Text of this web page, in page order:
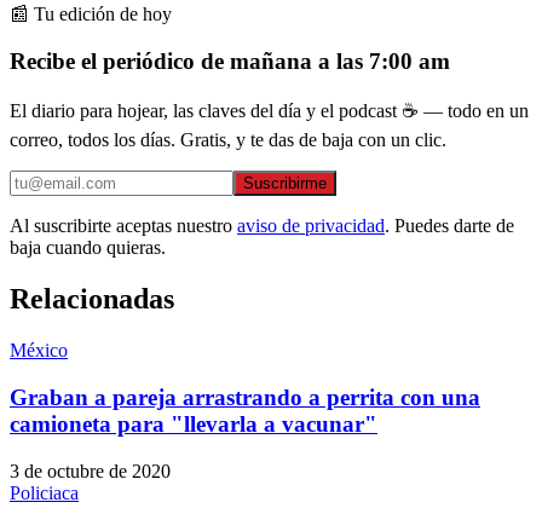
📰 Tu edición de hoy
Recibe el periódico de mañana a las 7:00 am
El diario para hojear, las claves del día y el podcast ☕ — todo en un
correo, todos los días. Gratis, y te das de baja con un clic.
Suscribirme
Al suscribirte aceptas nuestro aviso de privacidad. Puedes darte de
baja cuando quieras.
Relacionadas
México
Graban a pareja arrastrando a perrita con una
camioneta para "llevarla a vacunar"
3 de octubre de 2020
Policiaca